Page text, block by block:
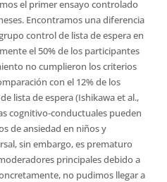
el primer ensayo controlado
Encontramos una diferencia
control de lista de espera en
el 50% de los participantes
no cumplieron los criterios
con el 12% de los
lista de espera (Ishikawa et al.,
cognitivo-conductuales pueden
de ansiedad en niños y
sin embargo, es prematuro
principales debido a
no pudimos llegar a